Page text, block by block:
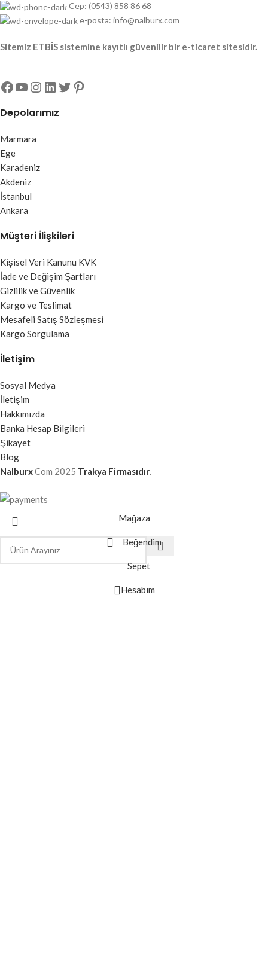
Cep: (0543) 858 86 68
e-posta: info@nalburx.com
Sitemiz ETBİS sistemine kayıtlı güvenilir bir e-ticaret sitesidir.
Depolarımız
Marmara
Ege
Karadeniz
Akdeniz
İstanbul
Ankara
Müşteri İlişkileri
Kişisel Veri Kanunu KVK
İade ve Değişim Şartları
Gizlilik ve Güvenlik
Kargo ve Teslimat
Mesafeli Satış Sözleşmesi
Kargo Sorgulama
İletişim
Sosyal Medya
İletişim
Hakkımızda
Banka Hesap Bilgileri
Şikayet
Blog
NalburxCom 2025 Trakya Firmasıdır.
Mağaza
Beğendim
Sepet
Hesabım